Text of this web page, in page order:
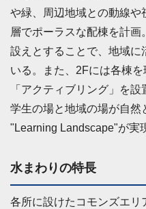
や緑、周辺地域との動線
層でポーラスな配棟を計
設えとすることで、地域に
いる。また、2Fには各棟
「アクティブリング」を
学生の場と地域の場が自然
"Learning Landscape"が実
水まわりの特長
各所に設けたコモンズエ